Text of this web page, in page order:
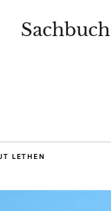
Sachbuch
LETHEN